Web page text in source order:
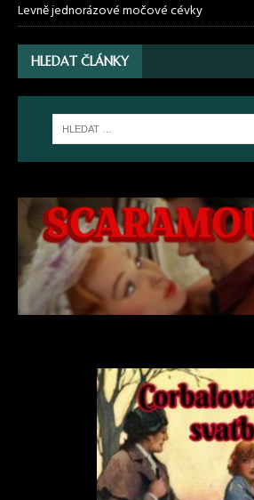
Levně jednorázové močové cévky
HLEDAT ČLÁNKY